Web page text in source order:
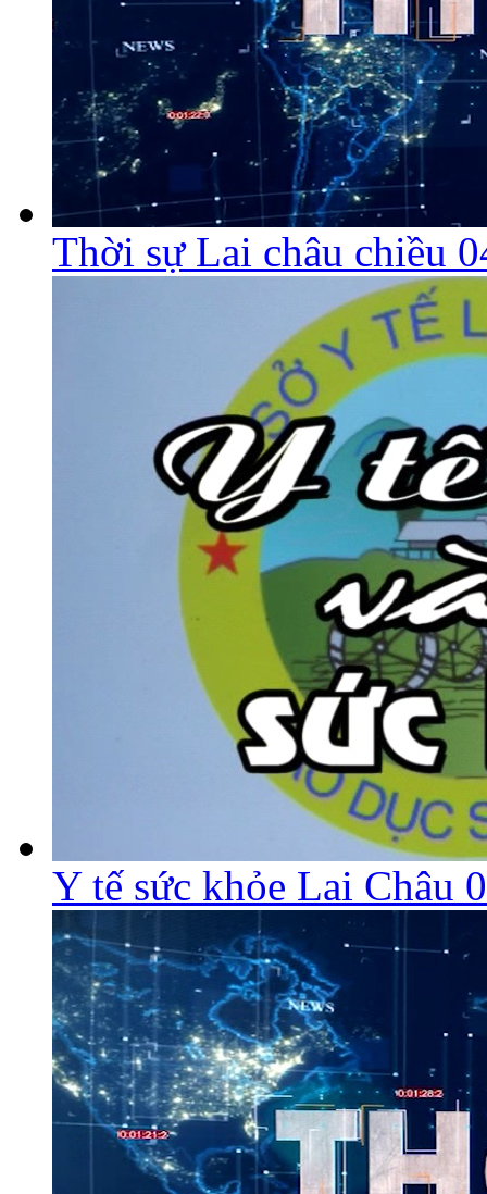
Thời sự Lai châu chiều
Y tế sức khỏe Lai Châu